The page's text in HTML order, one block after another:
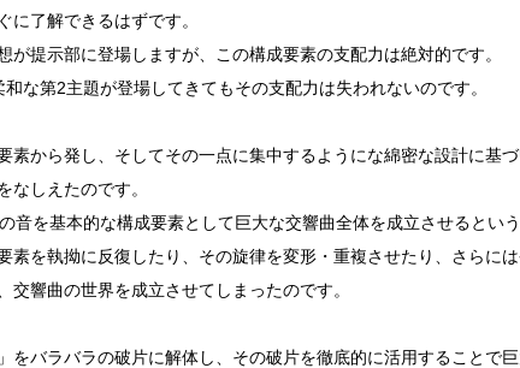
に了解できるはずです。
が提示部に登場しますが、この構成要素の支配力は絶対的です。
な第2主題が登場してきてもその支配力は失われないのです。
素から発し、そしてその一点に集中するようにな綿密な設計に基
なしえたのです。
音を基本的な構成要素として巨大な交響曲全体を成立させるとい
素を執拗に反復したり、その旋律を変形・重複させたり、さらに
響曲の世界を成立させてしまったのです。
をバラバラの破片に解体し、その破片を徹底的に活用することで